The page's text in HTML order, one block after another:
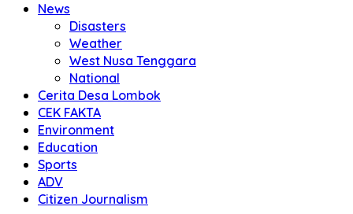
News
Disasters
Weather
West Nusa Tenggara
National
Cerita Desa Lombok
CEK FAKTA
Environment
Education
Sports
ADV
Citizen Journalism